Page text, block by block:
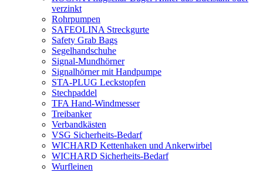
verzinkt
Rohrpumpen
SAFEOLINA Streckgurte
Safety Grab Bags
Segelhandschuhe
Signal-Mundhörner
Signalhörner mit Handpumpe
STA-PLUG Leckstopfen
Stechpaddel
TFA Hand-Windmesser
Treibanker
Verbandkästen
VSG Sicherheits-Bedarf
WICHARD Kettenhaken und Ankerwirbel
WICHARD Sicherheits-Bedarf
Wurfleinen